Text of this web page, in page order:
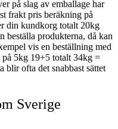
på slag av emballage har
frakt pris beräkning på
din kundkorg totalt 20kg
beställa produkterna, då kan
vis en beställning med
5kg 19+5 totalt 34kg =
ofta det snabbast sättet
Sverige